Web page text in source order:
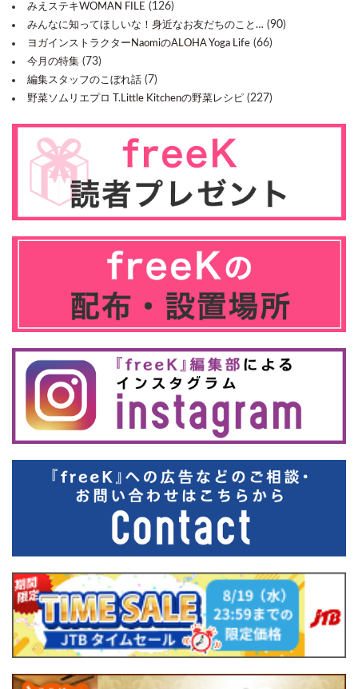
みえステキWOMAN FILE (126)
みんなに知ってほしいな！身近なお友だちのこと… (90)
ヨガインストラクターNaomiのALOHA Yoga Life (66)
今月の特集 (73)
編集スタッフのこぼれ話 (7)
野菜ソムリエプロ T.Little Kitchenの野菜レシピ (227)